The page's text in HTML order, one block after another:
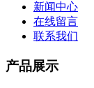
新闻中心
在线留言
联系我们
产品展示